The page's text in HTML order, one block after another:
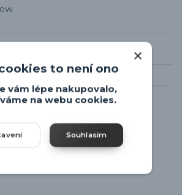
kabelu - 300cmto není ono
vám lépe nakupovalo,
na webu cookies.
Souhlasím